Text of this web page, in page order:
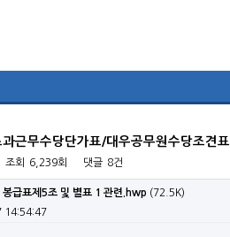
근무수당단가표/대우공무원수당조견표
조회 6,239회 댓글 8건
급표제5조 및 별표 1 관련.hwp (72.5K)
14:54:47